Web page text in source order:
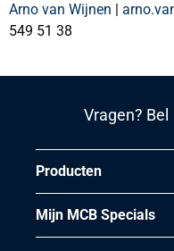
Arno van Wijnen
549 51 38
Vragen? Bel
Producten
Mijn MCB Specials